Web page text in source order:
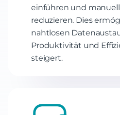
einführen und
reduzieren. Dies
nahtlosen
Produktivität und
steigert.